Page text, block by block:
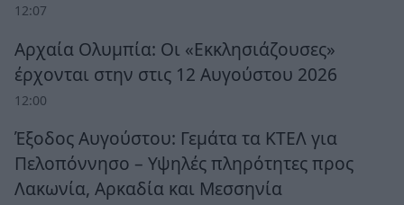
12:07
Αρχαία Ολυμπία: Οι «Εκκλησιάζουσες»
έρχονται στην στις 12 Αυγούστου 2026
12:00
Έξοδος Αυγούστου: Γεμάτα τα ΚΤΕΛ για
Πελοπόννησο – Υψηλές πληρότητες προς
Λακωνία, Αρκαδία και Μεσσηνία